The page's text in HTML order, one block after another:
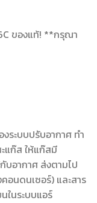
ของแท้! **กรุณา
ระบบปรับอากาศ ทำ
แก๊ส ให้แก๊สมี
บอากาศ ส่งตามไป
อนดนเซอร์) และสาร
ในระบบแอร์